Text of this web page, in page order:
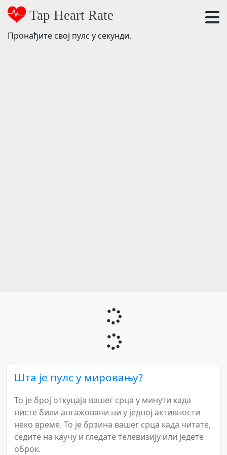
Tap Heart Rate
Пронађите свој пулс у секунди.
Шта је пулс у мировању?
То је број откуцаја вашег срца у минути када
нисте били ангажовани ни у једној активности
неко време. То је брзина вашег срца када читате,
седите на каучу и гледате телевизију или једете
оброк.